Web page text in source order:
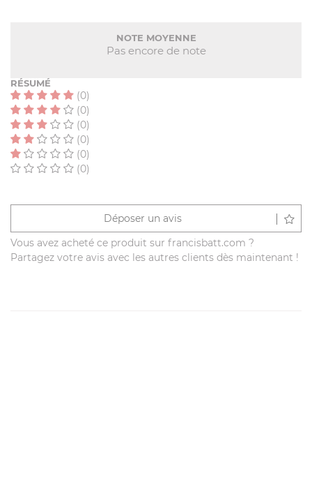
NOTE MOYENNE
Pas encore de note
RÉSUMÉ
(0)
(0)
(0)
(0)
(0)
(0)
Déposer un avis
Vous avez acheté ce produit sur francisbatt.com ?
Partagez votre avis avec les autres clients dès maintenant !